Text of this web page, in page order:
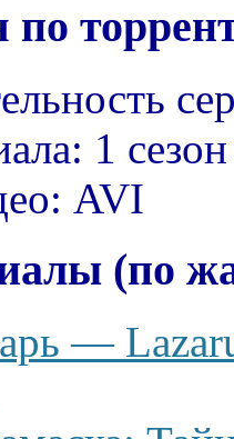
1
AVI
(по
—